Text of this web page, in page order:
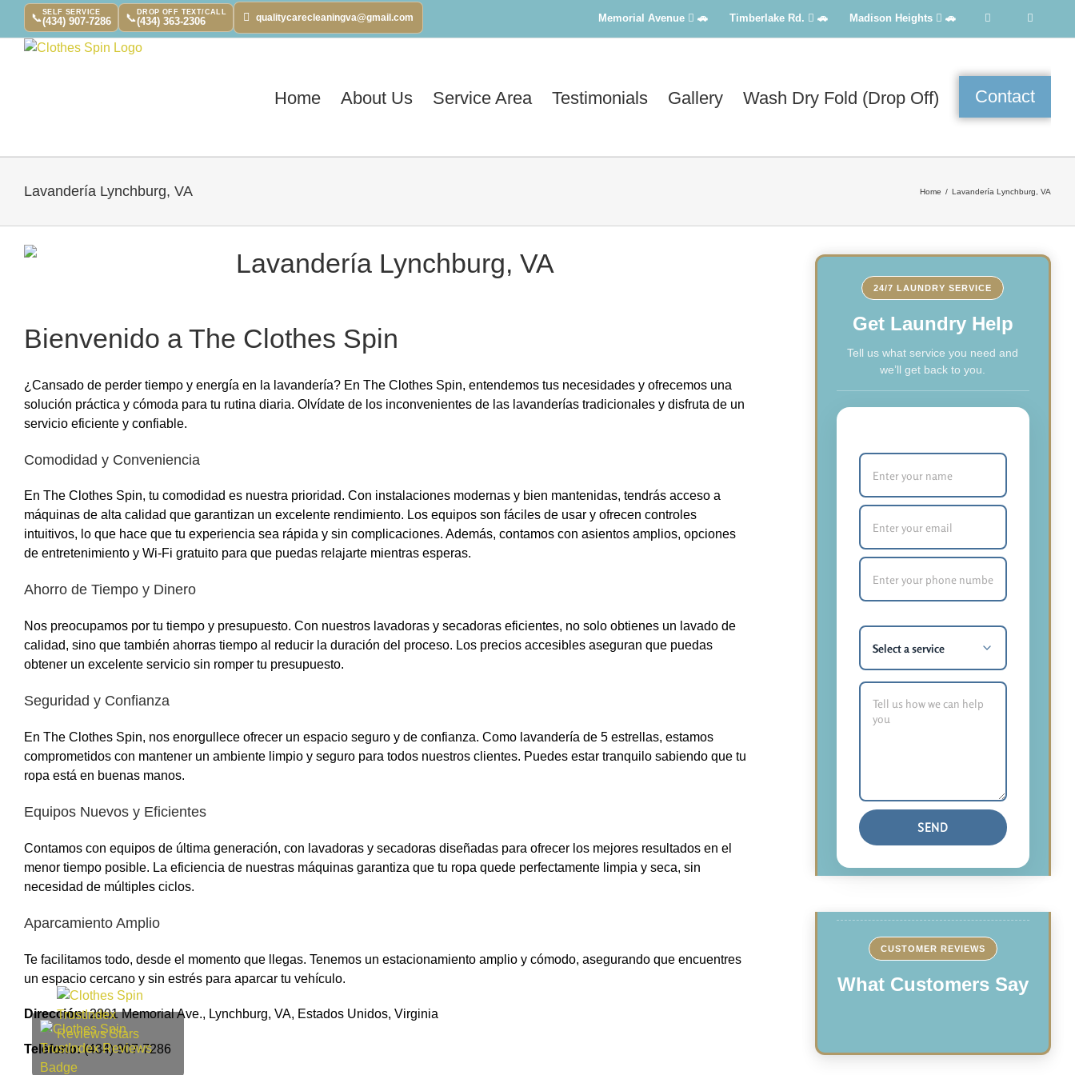
Skip
content
📞SELF SERVICE
(434) 907-7286 📞 DROP OFF TEXT/CALL
(434) 363-2306 qualitycarecleaningva@gmail.com Memorial Avenue 🚗 Timberlake Rd. 🚗 Madison Heights 🚗
Home About Us Service Area Testimonials Gallery Wash Dry Fold (Drop Off) Contact
Lavandería Lynchburg, VA Home Lavandería Lynchburg, VA
Bienvenido a The Clothes Spin
¿Cansado de perder tiempo y energía en la lavandería? En The Clothes Spin, entendemos tus necesidades y ofrecemos una
solución práctica y cómoda para tu rutina diaria. Olvídate de los inconvenientes de las lavanderías tradicionales y disfruta de un
servicio eficiente y confiable.
Comodidad y Conveniencia
En The Clothes Spin, tu comodidad es nuestra prioridad. Con instalaciones modernas y bien mantenidas, tendrás acceso a
máquinas de alta calidad que garantizan un excelente rendimiento. Los equipos son fáciles de usar y ofrecen controles
intuitivos, lo que hace que tu experiencia sea rápida y sin complicaciones. Además, contamos con asientos amplios, opciones
de entretenimiento y Wi-Fi gratuito para que puedas relajarte mientras esperas.
Ahorro de Tiempo y Dinero
Nos preocupamos por tu tiempo y presupuesto. Con nuestros lavadoras y secadoras eficientes, no solo obtienes un lavado de
calidad, sino que también ahorras tiempo al reducir la duración del proceso. Los precios accesibles aseguran que puedas
obtener un excelente servicio sin romper tu presupuesto.
Seguridad y Confianza
En The Clothes Spin, nos enorgullece ofrecer un espacio seguro y de confianza. Como lavandería de 5 estrellas, estamos
comprometidos con mantener un ambiente limpio y seguro para todos nuestros clientes. Puedes estar tranquilo sabiendo que tu
ropa está en buenas manos.
Equipos Nuevos y Eficientes
Contamos con equipos de última generación, con lavadoras y secadoras diseñadas para ofrecer los mejores resultados en el
menor tiempo posible. La eficiencia de nuestras máquinas garantiza que tu ropa quede perfectamente limpia y seca, sin
necesidad de múltiples ciclos.
Aparcamiento Amplio
Te facilitamos todo, desde el momento que llegas. Tenemos un estacionamiento amplio y cómodo, asegurando que encuentres
un espacio cercano y sin estrés para aparcar tu vehículo.
Dirección:2901 Memorial Ave., Lynchburg, VA, Estados Unidos, Virginia
Teléfono:(434) 907-7286
24/7 LAUNDRY SERVICE
Get Laundry Help
Tell us what service you need and
we’ll get back to you.
Email (required)
Phone Number (required)
What service are you most
How Can We Help You?
CUSTOMER REVIEWS
What Customers Say